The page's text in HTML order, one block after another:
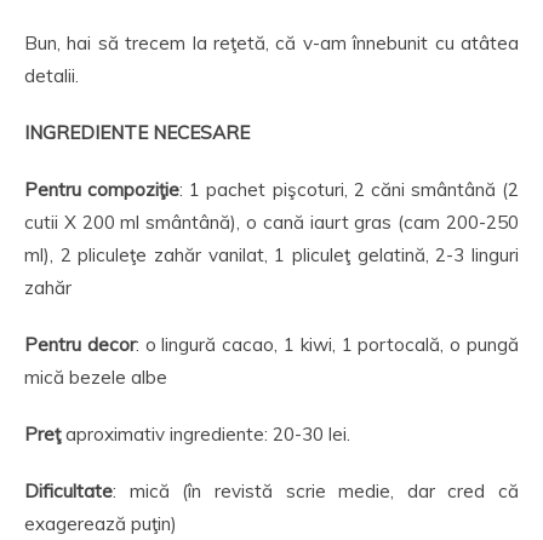
Bun, hai să trecem la reţetă, că v-am înnebunit cu atâtea
detalii.
INGREDIENTE NECESARE
Pentru compoziţie: 1 pachet pişcoturi, 2 căni smântână (2
cutii X 200 ml smântână), o cană iaurt gras (cam 200-250
ml), 2 pliculeţe zahăr vanilat, 1 pliculeţ gelatină, 2-3 linguri
zahăr
Pentru decor: o lingură cacao, 1 kiwi, 1 portocală, o pungă
mică bezele albe
Preţaproximativ ingrediente: 20-30 lei.
Dificultate: mică (în revistă scrie medie, dar cred că
exagerează puţin)